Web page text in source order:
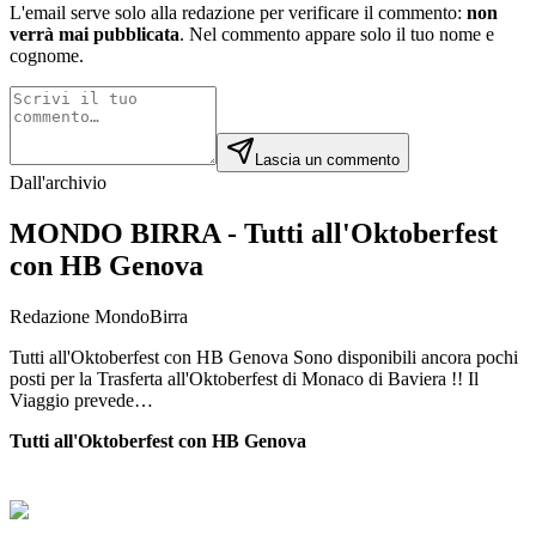
L'email serve solo alla redazione per verificare il commento: non
verrà mai pubblicata. Nel commento appare solo il tuo nome e
cognome.
Lascia un commento
Dall'archivio
MONDO BIRRA - Tutti all'Oktoberfest
con HB Genova
Redazione MondoBirra
Tutti all'Oktoberfest con HB Genova Sono disponibili ancora pochi
posti per la Trasferta all'Oktoberfest di Monaco di Baviera !! Il
Viaggio prevede…
Tutti all'Oktoberfest con HB Genova